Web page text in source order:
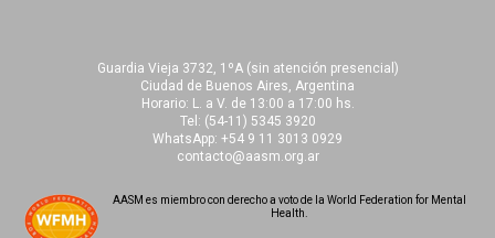
Guardia Vieja 3732, 1ºA (sin atención presencial)
Ciudad de Buenos Aires, Argentina
Horario: L. a V. de 13:00 a 17:00 hs.
Tel: (54-11) 5345 3920
WhatsApp: +54 9 11 3013 0929
contacto@aasm.org.ar
AASM es miembro con derecho a voto de la World Federation for Mental
Health.